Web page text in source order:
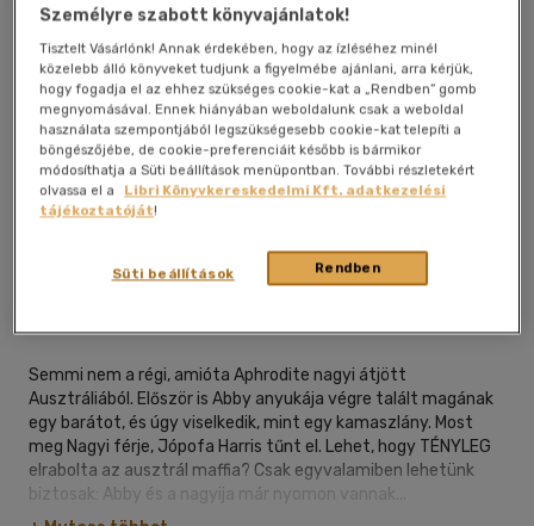
Kívánságlistához adom
Semmi nem a régi, amióta Aphrodite nagyi átjött
Ausztráliából. Először is Abby anyukája végre talált magának
egy barátot, és úgy viselkedik, mint egy kamaszlány. Most
meg Nagyi férje, Jópofa Harris tűnt el. Lehet, hogy TÉNYLEG
elrabolta az ausztrál maffia? Csak egyvalamiben lehetünk
biztosak: Abby és a nagyija már nyomon vannak...
Személyre szabott könyvajánlatok!
Tisztelt Vásárlónk! Annak érdekében, hogy az ízléséhez minél
közelebb álló könyveket tudjunk a figyelmébe ajánlani, arra kérjük,
hogy fogadja el az ehhez szükséges cookie-kat a „Rendben” gomb
megnyomásával. Ennek hiányában weboldalunk csak a weboldal
használata szempontjából legszükségesebb cookie-kat telepíti a
böngészőjébe, de cookie-preferenciáit később is bármikor
módosíthatja a Süti beállítások menüpontban. További részletekért
olvassa el a
Libri Könyvkereskedelmi Kft. adatkezelési
tájékoztatóját!
Rendben
Süti beállítások